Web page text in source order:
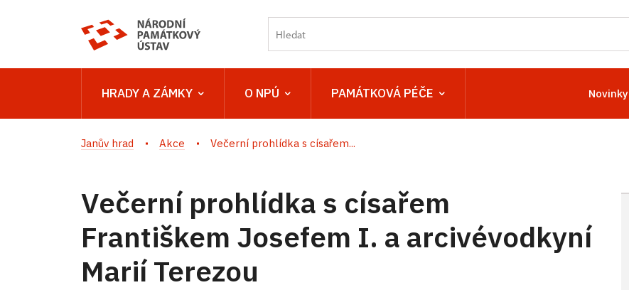
HRADY A ZÁMKY O NPÚ PAMÁTKOVÁ PÉČE Novinky
Janův hrad Akce Večerní prohlídka s císařem...
Večerní prohlídka s císařem
Františkem Josefem I. a arcivévodkyní
Marií Terezou